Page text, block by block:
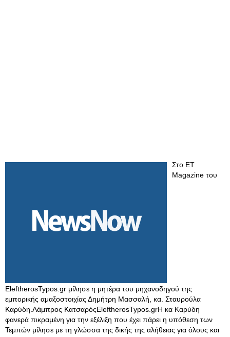
Στο ET
Magazine του
EleftherosTypos.gr μίλησε η μητέρα του μηχανοδηγού της
εμπορικής αμαξοστοιχίας Δημήτρη Μασσαλή, κα. Σταυρούλα
Καρύδη.Λάμπρος ΚατσαρόςEleftherosTypos.grΗ κα Καρύδη
φανερά πικραμένη για την εξέλιξη που έχει πάρει η υπόθεση των
Τεμπών μίλησε με τη γλώσσα της δικής της αλήθειας για όλους και